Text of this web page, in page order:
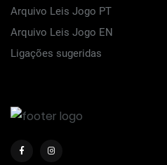
Arquivo Leis Jogo PT
Arquivo Leis Jogo EN
Ligações sugeridas